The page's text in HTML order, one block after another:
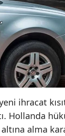
yeni ihracat
Hollanda
alma